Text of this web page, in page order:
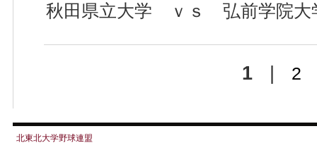
秋田県立大学 ｖｓ 弘前学院大
1| 2
北東北大学野球連盟